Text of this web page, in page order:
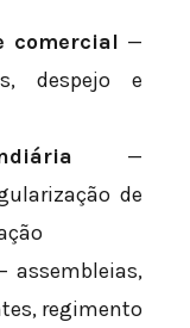
comercial —
despejo e
—
de
assembleias,
regimento